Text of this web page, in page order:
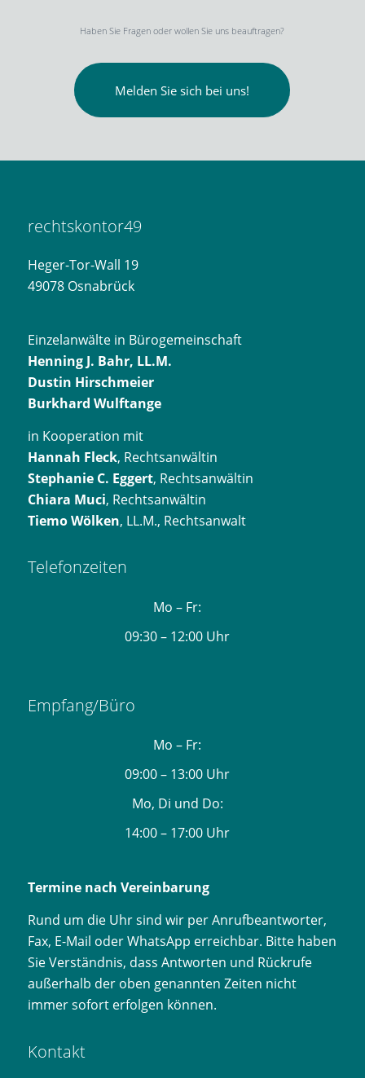
Haben Sie Fragen oder wollen Sie uns beauftragen?
Melden Sie sich bei uns!
rechtskontor49
Heger-Tor-Wall 19
49078 Osnabrück
Einzelanwälte in Bürogemeinschaft
Henning J. Bahr, LL.M.
Dustin Hirschmeier
Burkhard Wulftange
in Kooperation mit
Hannah Fleck, Rechtsanwältin
Stephanie C. Eggert, Rechtsanwältin
Chiara Muci, Rechtsanwältin
Tiemo Wölken, LL.M., Rechtsanwalt
Telefonzeiten
Mo – Fr:
09:30 – 12:00 Uhr
Empfang/Büro
Mo – Fr:
09:00 – 13:00 Uhr
Mo, Di und Do:
14:00 – 17:00 Uhr
Termine nach Vereinbarung
Rund um die Uhr sind wir per Anrufbeantworter,
Fax, E-Mail oder WhatsApp erreichbar. Bitte haben
Sie Verständnis, dass Antworten und Rückrufe
außerhalb der oben genannten Zeiten nicht
immer sofort erfolgen können.
Kontakt